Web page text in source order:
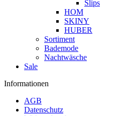
Slips
HOM
SKINY
HUBER
Sortiment
Bademode
Nachtwäsche
Sale
Informationen
AGB
Datenschutz